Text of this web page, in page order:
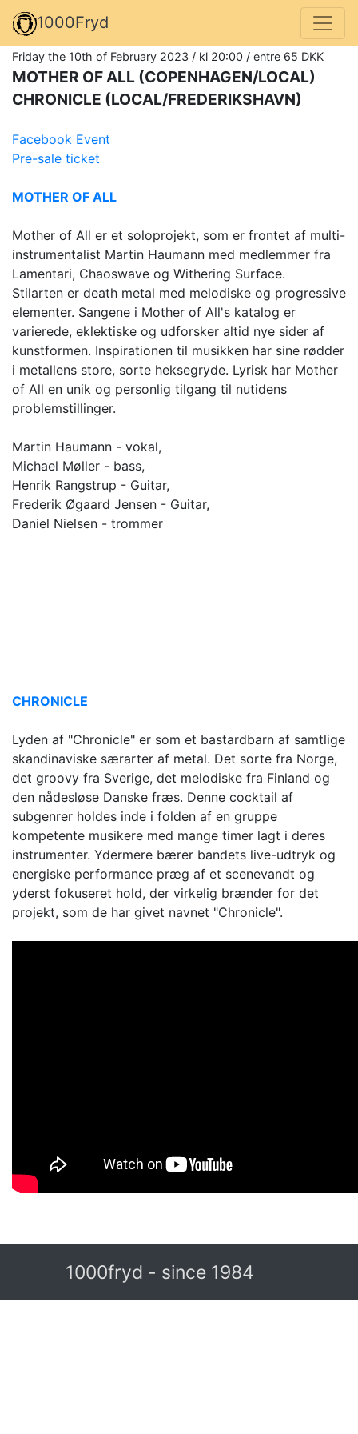
1000Fryd
Friday the 10th of February 2023 / kl 20:00 / entre 65 DKK
MOTHER OF ALL (COPENHAGEN/LOCAL)
CHRONICLE (LOCAL/FREDERIKSHAVN)
Facebook Event
Pre-sale ticket
MOTHER OF ALL
Mother of All er et soloprojekt, som er frontet af multi-
instrumentalist Martin Haumann med medlemmer fra
Lamentari, Chaoswave og Withering Surface.
Stilarten er death metal med melodiske og progressive
elementer. Sangene i Mother of All's katalog er
varierede, eklektiske og udforsker altid nye sider af
kunstformen. Inspirationen til musikken har sine rødder
i metallens store, sorte heksegryde. Lyrisk har Mother
of All en unik og personlig tilgang til nutidens
problemstillinger.
Martin Haumann - vokal,
Michael Møller - bass,
Henrik Rangstrup - Guitar,
Frederik Øgaard Jensen - Guitar,
Daniel Nielsen - trommer
CHRONICLE
Lyden af "Chronicle" er som et bastardbarn af samtlige
skandinaviske særarter af metal. Det sorte fra Norge,
det groovy fra Sverige, det melodiske fra Finland og
den nådesløse Danske fræs. Denne cocktail af
subgenrer holdes inde i folden af en gruppe
kompetente musikere med mange timer lagt i deres
instrumenter. Ydermere bærer bandets live-udtryk og
energiske performance præg af et scenevandt og
yderst fokuseret hold, der virkelig brænder for det
projekt, som de har givet navnet "Chronicle".
1000fryd - since 1984